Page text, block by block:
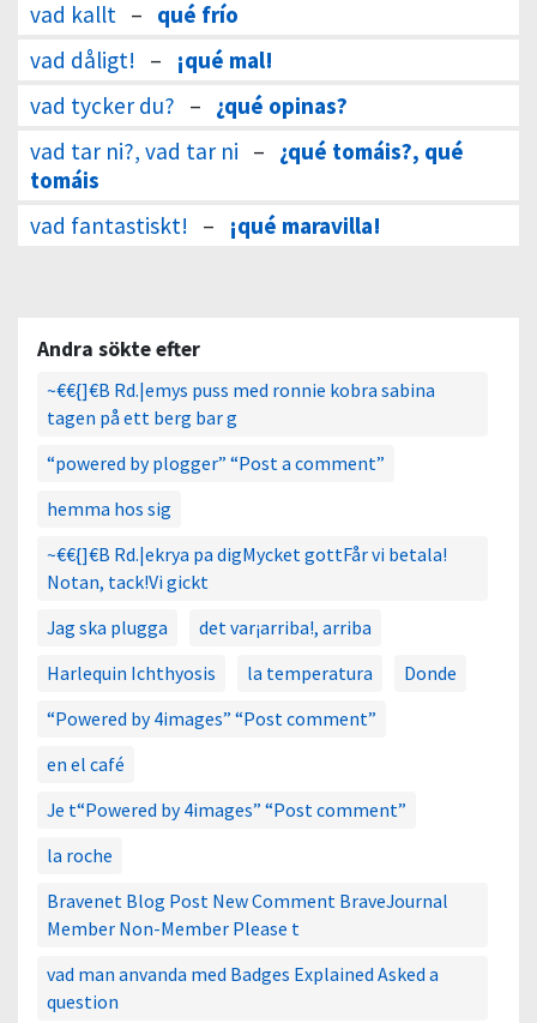
vad kallt – qué frío
vad dåligt! –
¡qué mal!
vad tycker du? – ¿qué opinas?
vad tar ni?, vad tar ni – ¿qué tomáis?, qué
tomáis
vad fantastiskt! – ¡qué maravilla!
Andra sökte efter
~€€{]€B Rd.|emys puss med ronnie kobra sabina
tagen på ett berg bar g
“powered by plogger” “Post a comment”
hemma hos sig
~€€{]€B Rd.|ekrya pa digMycket gottFår vi betala!
Notan, tack!Vi gickt
Jag ska plugga
det var¡arriba!, arriba
Harlequin Ichthyosis
la temperatura
Donde
“Powered by 4images” “Post comment”
en el café
Je t“Powered by 4images” “Post comment”
la roche
Bravenet Blog Post New Comment BraveJournal
Member Non-Member Please t
vad man anvanda med Badges Explained Asked a
question